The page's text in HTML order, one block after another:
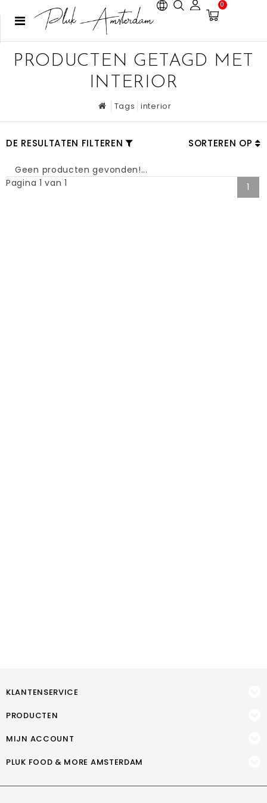
0
PRODUCTEN GETAGD MET
INTERIOR
Tags interior
DE RESULTATEN FILTEREN SORTEREN OP
Geen producten gevonden!...
Pagina 1 van 1
1
KLANTENSERVICE
PRODUCTEN
MIJN ACCOUNT
PLUK FOOD & MORE AMSTERDAM